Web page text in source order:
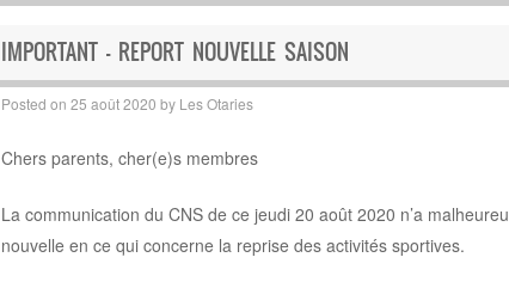
IMPORTANT – REPORT NOUVELLE SAISON
Posted on 25 août 2020 by Les Otaries
Chers parents, cher(e)s membres
La communication du CNS de ce jeudi 20 août 2020 n’a
nouvelle en ce qui concerne la reprise des activités sportives.